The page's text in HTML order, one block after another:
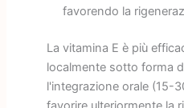
favorendo la
La vitamina E è più
localmente sotto forma
l'integrazione orale (15-